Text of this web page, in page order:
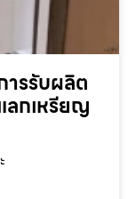
ารรับผลิต
ลกเหรียญ